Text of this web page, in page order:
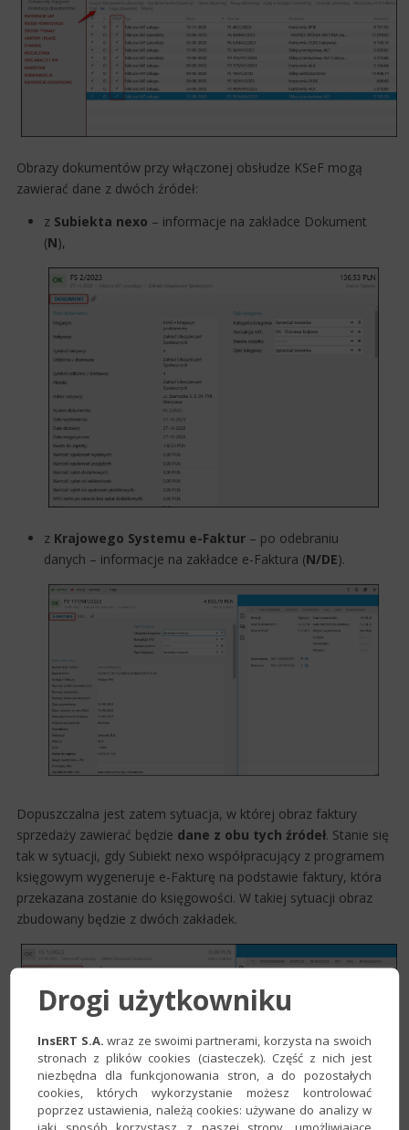
Obrazy dokumentów przy włączonej obsłudze KSeF mogą
zawierać dane z dwóch źródeł:
z Subiekta nexo – informacje na zakładce Dokument
(N),
z Krajowego Systemu e-Faktur – po odebraniu
danych – informacje na zakładce e-Faktura (N/DE).
Dopuszczalna jest zatem sytuacja, w której obraz faktury
sprzedaży zawierać będzie dane z obu tych źródeł. Stanie się
tak w sytuacji, gdy Subiekt nexo współpracujący z programem
księgowym wygeneruje e-Fakturę na podstawie faktury, która
przekazana zostanie do księgowości. W takiej sytuacji obraz
zbudowany będzie z dwóch zakładek.
Drogi użytkowniku
InsERT S.A. wraz ze swoimi partnerami, korzysta na swoich
stronach z plików cookies (ciasteczek). Część z nich jest
niezbędna dla funkcjonowania stron, a do pozostałych
cookies, których wykorzystanie możesz kontrolować
poprzez ustawienia, należą cookies: używane do analizy w